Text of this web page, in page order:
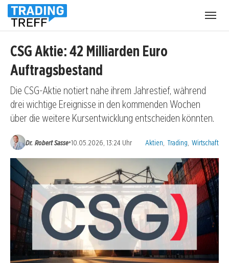
CSG Aktie: 42 Milliarden Euro
Auftragsbestand
Die CSG-Aktie notiert nahe ihrem Jahrestief, während
drei wichtige Ereignisse in den kommenden Wochen
über die weitere Kursentwicklung entscheiden könnten.
Dr. Robert Sasse•10.05.2026, 13:24 Uhr Kategorien:
Aktien Trading Wirtschaft